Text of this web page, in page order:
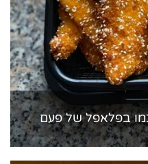
בפלאפל של פעם